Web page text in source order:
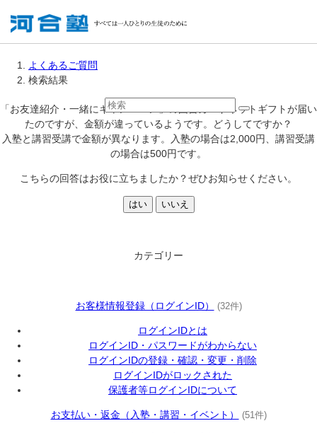
よくあるご質問
検索結果
「お友達紹介・一緒にキャンペーン」の図書カードネットギフトが届い
たのですが、金額が違っているようです。どうしてですか？
入塾と講習受講で金額が異なります。入塾の場合は2,000円、講習受講
の場合は500円です。
こちらの回答はお役に立ちましたか？ぜひお知らせください。
はい いいえ
カテゴリー
お客様情報登録（ログインID） (32件)
ログインIDとは
ログインID・パスワードがわからない
ログインIDの登録・確認・変更・削除
ログインIDがロックされた
保護者等ログインIDについて
お支払い・返金（入塾・講習・イベント） (51件)